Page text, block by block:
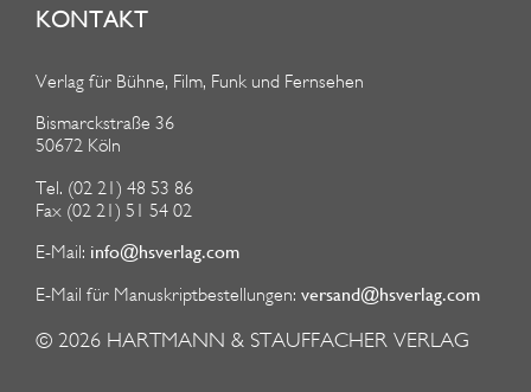
KONTAKT
Verlag für Bühne, Film, Funk und Fernsehen
Bismarckstraße 36
50672 Köln
Tel. (02 21) 48 53 86
Fax (02 21) 51 54 02
E-Mail: info@hsverlag.com
E-Mail für Manuskriptbestellungen: versand@hsverlag.com
© 2026 HARTMANN & STAUFFACHER VERLAG